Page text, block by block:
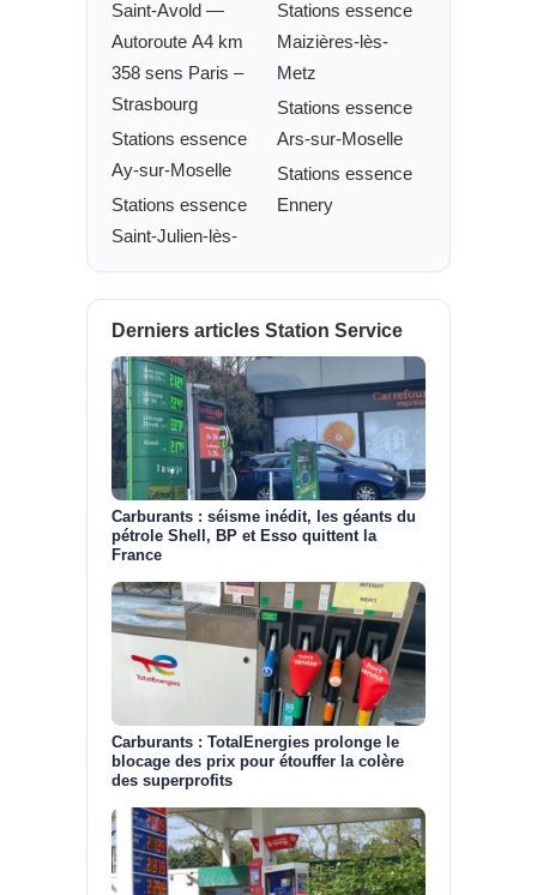
Saint-Avold —
Autoroute A4 km
358 sens Paris –
Strasbourg
Stations essence
Ay-sur-Moselle
Stations essence
Saint-Julien-lès-
Stations essence
Maizières-lès-
Metz
Stations essence
Ars-sur-Moselle
Stations essence
Ennery
Derniers articles Station Service
Carburants : séisme inédit, les géants du
pétrole Shell, BP et Esso quittent la
France
Carburants : TotalEnergies prolonge le
blocage des prix pour étouffer la colère
des superprofits